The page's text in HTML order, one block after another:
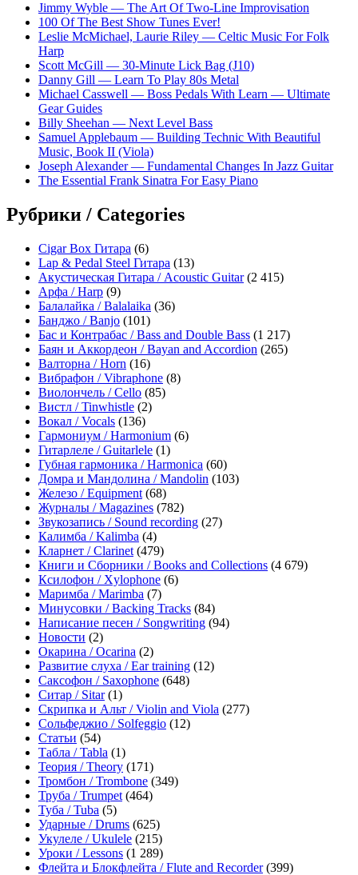
Jimmy Wyble — The Art Of Two-Line Improvisation
100 Of The Best Show Tunes Ever!
Leslie McMichael, Laurie Riley — Celtic Music For Folk
Harp
Scott McGill — 30-Minute Lick Bag (J10)
Danny Gill — Learn To Play 80s Metal
Michael Casswell — Boss Pedals With Learn — Ultimate
Gear Guides
Billy Sheehan — Next Level Bass
Samuel Applebaum — Building Technic With Beautiful
Music, Book II (Viola)
Joseph Alexander — Fundamental Changes In Jazz Guitar
The Essential Frank Sinatra For Easy Piano
Рубрики / Categories
Cigar Box Гитара (6)
Lap & Pedal Steel Гитара (13)
Акустическая Гитара / Acoustic Guitar(2 415)
Арфа / Harp (9)
Балалайка / Balalaika (36)
Банджо / Banjo (101)
Бас и Контрабас / Bass and Double Bass (1 217)
Баян и Аккордеон / Bayan and Accordion (265)
Валторна / Horn (16)
Вибрафон / Vibraphone (8)
Виолончель / Cello (85)
Вистл / Tinwhistle (2)
Вокал / Vocals (136)
Гармониум / Harmonium (6)
Гитарлеле / Guitarlele (1)
Губная гармоника / Harmonica (60)
Домра и Мандолина / Mandolin (103)
Железо / Equipment (68)
Журналы / Magazines (782)
Звукозапись / Sound recording (27)
Калимба / Kalimba (4)
Кларнет / Clarinet (479)
Книги и Сборники / Books and Collections (4 679)
Ксилофон / Xylophone (6)
Маримба / Marimba (7)
Минусовки / Backing Tracks (84)
Написание песен / Songwriting (94)
Новости (2)
Окарина / Ocarina (2)
Развитие слуха / Ear training (12)
Саксофон / Saxophone (648)
Ситар / Sitar(1)
Скрипка и Альт / Violin and Viola (277)
Сольфеджио / Solfeggio (12)
Статьи (54)
Табла / Tabla (1)
Теория / Theory (171)
Тромбон / Trombone (349)
Труба / Trumpet (464)
Туба / Tuba (5)
Ударные / Drums (625)
Укулеле / Ukulele (215)
Уроки / Lessons (1 289)
Флейта и Блокфлейта / Flute and Recorder(399)